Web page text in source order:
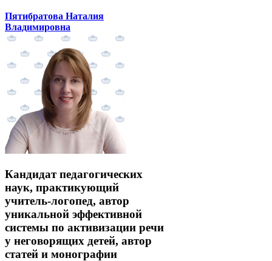
Пятибратова Наталия
Владимировна
Кандидат педагогических
наук, практикующий
учитель-логопед, автор
уникальной эффективной
системы по активизации речи
у неговорящих детей, автор
статей и монографии